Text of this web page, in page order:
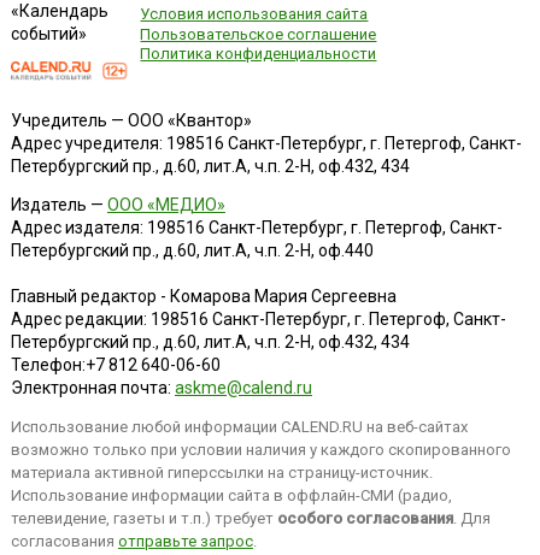
«Календарь
событий»
Условия использования сайта
Пользовательское соглашение
Политика конфиденциальности
Учредитель — ООО «Квантор»
Адрес учредителя: 198516 Санкт-Петербург, г. Петергоф, Санкт-
Петербургский пр., д.60, лит.А, ч.п. 2-Н, оф.432, 434
Издатель — ООО «МЕДИО»
Адрес издателя: 198516 Санкт-Петербург, г. Петергоф, Санкт-
Петербургский пр., д.60, лит.А, ч.п. 2-Н, оф.440
Главный редактор - Комарова Мария Сергеевна
Адрес редакции: 198516 Санкт-Петербург, г. Петергоф, Санкт-
Петербургский пр., д.60, лит.А, ч.п. 2-Н, оф.432, 434
Телефон:+7 812 640-06-60
Электронная почта: askme@calend.ru
Использование любой информации CALEND.RU на веб-сайтах
возможно только при условии наличия у каждого скопированного
материала активной гиперссылки на страницу-источник.
Использование информации сайта в оффлайн-СМИ (радио,
телевидение, газеты и т.п.) требует особого согласования. Для
согласования отправьте запрос.